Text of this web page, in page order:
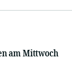
am Mittwoch